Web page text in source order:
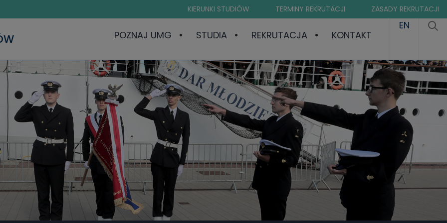
KIERUNKI STUDIÓW TERMINY REKRUTACJI ZASADY REKRUTACJI
POZNAJ UMG STUDIA REKRUTACJA KONTAKT
EN